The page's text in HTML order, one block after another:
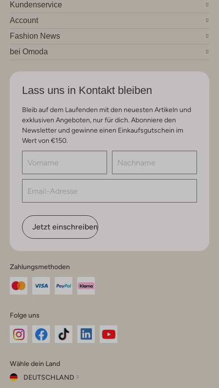
Kundenservice
Account
Fashion News
bei Omoda
Lass uns in Kontakt bleiben
Bleib auf dem Laufenden mit den neuesten Artikeln und
exklusiven Angeboten, nur für dich. Abonniere den
Newsletter und gewinne einen Einkaufsgutschein im
Wert von €150.
Jetzt einschreiben
Zahlungsmethoden
Folge uns
Instagram
Facebook
TikTok
Wähle dein Land
DEUTSCHLAND